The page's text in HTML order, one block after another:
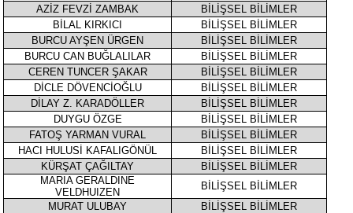
AZİZ FEVZİ ZAMBAK
BİLİŞSEL BİLİMLER
BİLAL KIRKICI
BİLİŞSEL BİLİMLER
BURCU AYŞEN ÜRGEN
BİLİŞSEL BİLİMLER
BURCU CAN BUĞLALILAR
BİLİŞSEL BİLİMLER
CEREN TUNCER ŞAKAR
BİLİŞSEL BİLİMLER
DİCLE DÖVENCİOĞLU
BİLİŞSEL BİLİMLER
DİLAY Z. KARADÖLLER
BİLİŞSEL BİLİMLER
DUYGU ÖZGE
BİLİŞSEL BİLİMLER
FATOŞ YARMAN VURAL
BİLİŞSEL BİLİMLER
HACI HULUSİ KAFALIGÖNÜL
BİLİŞSEL BİLİMLER
KÜRŞAT ÇAĞILTAY
BİLİŞSEL BİLİMLER
MARIA GERALDINE
VELDHUIZEN
BİLİŞSEL BİLİMLER
MURAT ULUBAY
BİLİŞSEL BİLİMLER